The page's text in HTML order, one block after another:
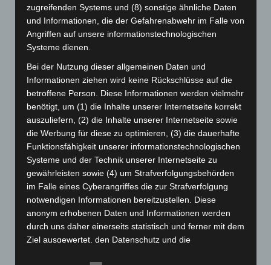
Dezember 2024(89)
November 2024(94)
Oktober 2024
September 2024(112)
August 2024(107)
Juli 2024(89)
Juni 2024 (107)
Mai 2024(149)
April 2024 (102)
März 2024
(103)
Februar 2024(103)
Januar 2024(111)
Dezember 2023(130)
zugreifenden Systems und (8) sonstige ähnliche Daten
und Informationen, die der Gefahrenabwehr im Falle von
Angriffen auf unsere informationstechnologischen
Systeme dienen.
Bei der Nutzung dieser allgemeinen Daten und
Informationen ziehen wird keine Rückschlüsse auf die
betroffene Person. Diese Informationen werden vielmehr
benötigt, um (1) die Inhalte unserer Internetseite korrekt
auszuliefern, (2) die Inhalte unserer Internetseite sowie
die Werbung für diese zu optimieren, (3) die dauerhafte
Funktionsfähigkeit unserer informationstechnologischen
Systeme und der Technik unserer Internetseite zu
gewährleisten sowie (4) um Strafverfolgungsbehörden
im Falle eines Cyberangriffes die zur Strafverfolgung
notwendigen Informationen bereitzustellen. Diese
anonym erhobenen Daten und Informationen werden
durch uns daher einerseits statistisch und ferner mit dem
Ziel ausgewertet, den Datenschutz und die